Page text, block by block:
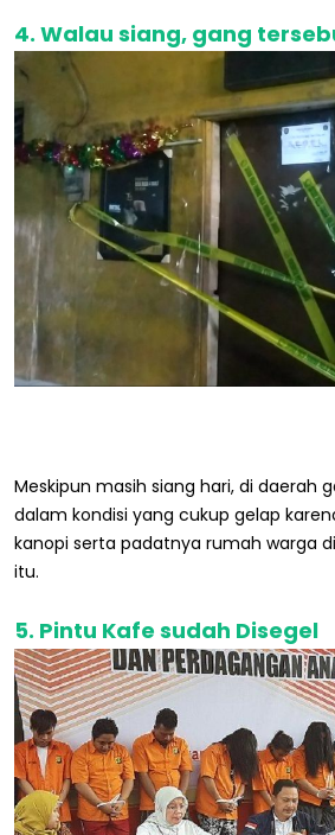
4. Walau siang, gang
Meskipun masih siang hari, di daerah
dalam kondisi yang cukup gelap
kanopi serta padatnya rumah warga
itu.
5. Pintu Kafe sudah Disegel